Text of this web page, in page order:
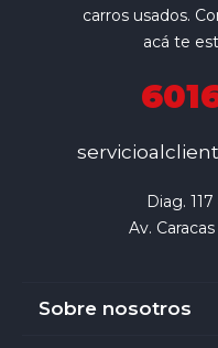
carros usados.
acá te
Diag.
Av.
Sobre nosotros